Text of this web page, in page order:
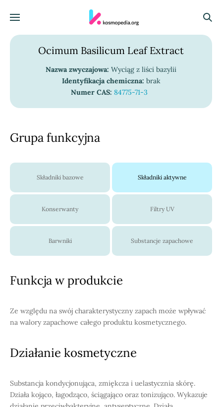
Menu
Ocimum Basilicum Leaf Extract
Nazwa zwyczajowa: Wyciąg z liści bazylii
Identyfikacja chemiczna: brak
Numer CAS: 84775-71-3
Grupa funkcyjna
Składniki bazowe Składniki aktywne
Konserwanty Filtry UV
Barwniki Substancje zapachowe
Funkcja w produkcie
Ze względu na swój charakterystyczny zapach może wpływać
na walory zapachowe całego produktu kosmetycznego.
Działanie kosmetyczne
Substancja kondycjonująca, zmiękcza i uelastycznia skórę.
Działa kojąco, łagodząco, ściągająco oraz tonizująco. Wykazuje